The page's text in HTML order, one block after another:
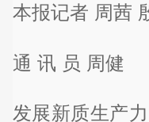
本报记者 周茜
通 讯 员 周健
发展新质生产